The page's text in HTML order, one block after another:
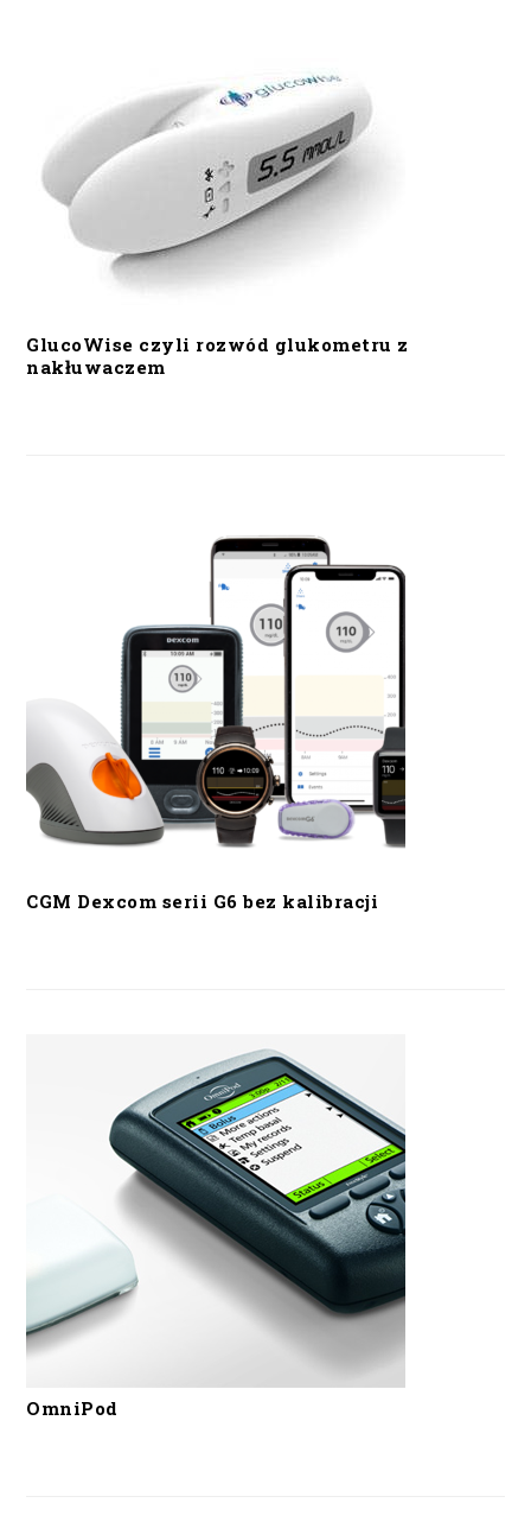
GlucoWise czyli rozwód glukometru z
nakłuwaczem
CGM Dexcom serii G6 bez kalibracji
OmniPod